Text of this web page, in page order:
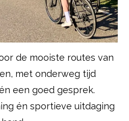
de mooiste routes van
met onderweg tijd
een goed gesprek.
én sportieve uitdaging